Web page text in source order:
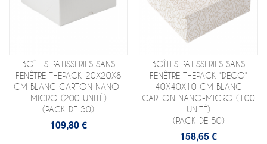
BOÎTES PATISSERIES SANS
FENÊTRE THEPACK 20X20X8
CM BLANC CARTON NANO-
MICRO (200 UNITÉ)
(PACK DE 50)
109,80 €
BOÎTES PATISSERIES SANS
FENÊTRE THEPACK "DECO"
40X40X10 CM BLANC
CARTON NANO-MICRO (100
UNITÉ)
(PACK DE 50)
158,65 €